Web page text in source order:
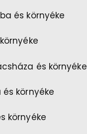
és környéke
és környéke
és környéke
környéke